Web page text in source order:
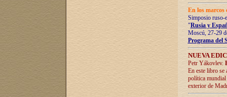
En los marcos
Simposio ruso-
"Rusia y
Moscú, 27-29
Programa del
NUEVA
Petr Yákovlev.
En este libro se
política mundial
exterior de